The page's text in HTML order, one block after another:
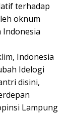
terhadap
oknum
Indonesia
Indonesia
Idelogi
disini,
Lampung